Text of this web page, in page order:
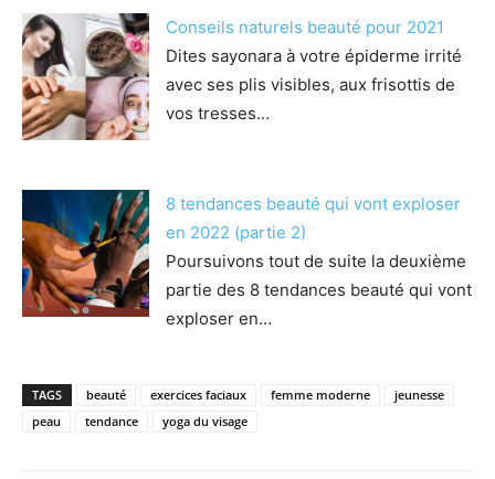
Conseils naturels beauté pour 2021
Dites sayonara à votre épiderme irrité
avec ses plis visibles, aux frisottis de
vos tresses…
8 tendances beauté qui vont exploser
en 2022 (partie 2)
Poursuivons tout de suite la deuxième
partie des 8 tendances beauté qui vont
exploser en…
TAGS beauté exercices faciaux femme moderne
jeunesse
peau
tendance yoga du visage